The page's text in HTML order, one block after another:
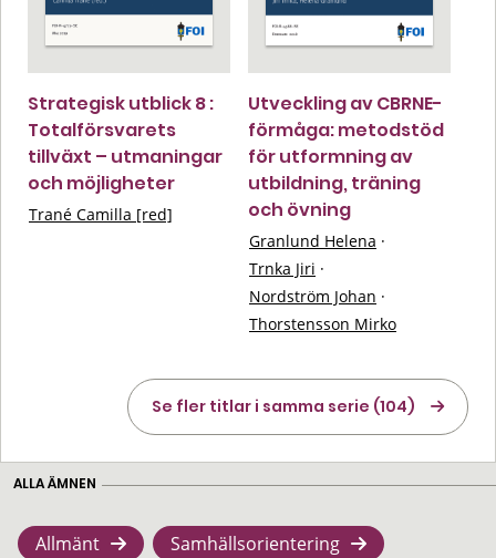
Strategisk utblick 8 :
Totalförsvarets
tillväxt – utmaningar
och möjligheter
Trané Camilla [red]
Utveckling av CBRNE-
förmåga: metodstöd
för utformning av
utbildning, träning
och övning
Granlund Helena ·
Trnka Jiri ·
Nordström Johan ·
Thorstensson Mirko
Se fler titlar i samma serie (104)
ALLA ÄMNEN
Allmänt Samhällsorientering